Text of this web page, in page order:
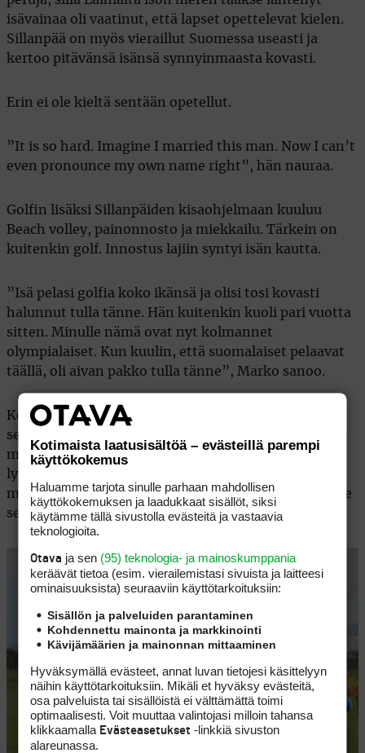
isävainaa oli vaatinut, että lapset opettelevat kielen.
Sillanpää on myös vieraillut Suomessa useasti ja
kertoo pitävänsä isänsä synnyinmaasta kovasti.
Erin ei ole kieltä sentään opetellut.
”It is so hard. Imagine I married this man. Now I can’t
even pronounce my own name right”, hän nauraa.
Golfin lisäksi Sillanpäiden kisaohjelmaan kuuluu
Beach volley, painonnosto ja miekkailu. Tärkein on
kuitenkin golf. Innostus lajiin syntyi isän kautta.
”Isä pelasi golfia koko ikänsä ja olisi tosi kovasti
halunnut tulla tänne. Hän kuitenkin kuoli pari vuotta
sitten. Minulle nämä ovat nyt kolmannet
olympialaiset. Kun kuulin, että suomalaiset pelaavat
täällä, oli aivan pakko tulla tänne”, Marko sanoo.
Kentän päätösväylän viheriön vierellä kisaa
seuranneita Sillanpäitä tuuri potkaisee, sillä
molemmat suomalaiset lyövät par-viitosella toisen
lyöntinsä viheriön vasemmalle puolelle, vain parin
metrin päähän siitä, missä pariskunta seisoo. Tilanne
selvästi hieman jopa herkistää Markoa.
Kotimaista laatusisältöä – evästeillä parempi
käyttökokemus
Haluamme tarjota sinulle parhaan mahdollisen
käyttökokemuksen ja laadukkaat sisällöt, siksi
käytämme tällä sivustolla evästeitä ja vastaavia
teknologioita.
Otava ja sen (95) teknologia- ja mainoskumppania
keräävät tietoa (esim. vierailemis­tasi sivuista ja laitteesi
ominaisuuk­sista) seuraaviin käyttötarkoituksiin:
Sisällön ja palveluiden parantaminen
Kohdennettu mainonta ja markkinointi
Kävijämäärien ja mainonnan mittaaminen
Hyväksymällä evästeet, annat luvan tietojesi käsittelyyn
näihin käyttötarkoituksiin. Mikäli et hyväksy evästeitä,
osa palveluista tai sisällöistä ei välttämättä toimi
optimaalisesti. Voit muuttaa valintojasi milloin tahansa
klikkaamalla Evästeasetukset -linkkiä sivuston
alareunassa.